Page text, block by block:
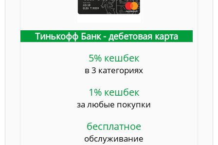
Тинькофф Банк - дебетовая карта
5% кешбек
в 3 категориях
1% кешбек
за любые покупки
бесплатное
обслуживание